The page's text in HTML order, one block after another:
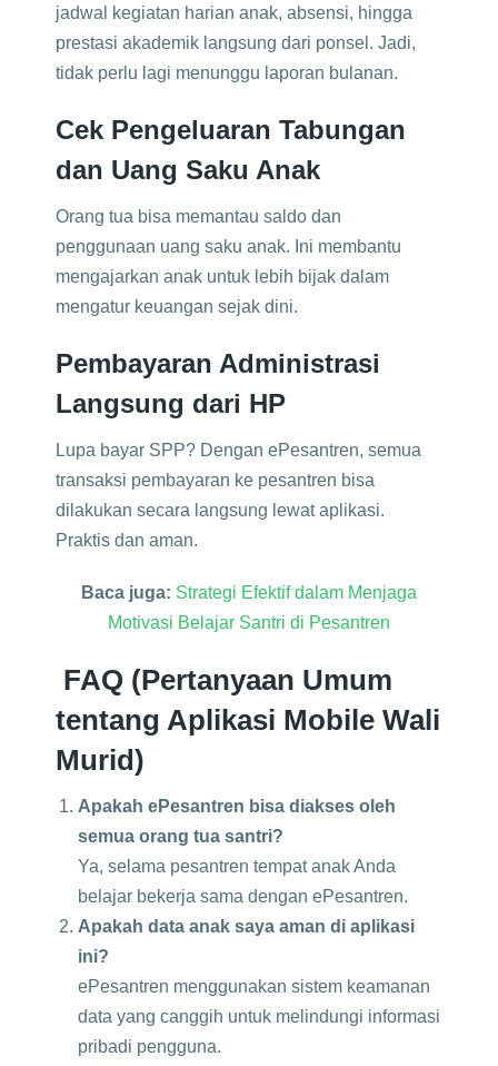
jadwal kegiatan harian anak, absensi, hingga
prestasi akademik langsung dari ponsel. Jadi,
tidak perlu lagi menunggu laporan bulanan.
Cek Pengeluaran Tabungan
dan Uang Saku Anak
Orang tua bisa memantau saldo dan
penggunaan uang saku anak. Ini membantu
mengajarkan anak untuk lebih bijak dalam
mengatur keuangan sejak dini.
Pembayaran Administrasi
Langsung dari HP
Lupa bayar SPP? Dengan ePesantren, semua
transaksi pembayaran ke pesantren bisa
dilakukan secara langsung lewat aplikasi.
Praktis dan aman.
Baca juga: Strategi Efektif dalam Menjaga
Motivasi Belajar Santri di Pesantren
FAQ (Pertanyaan Umum
tentang Aplikasi Mobile Wali
Murid)
Apakah ePesantren bisa diakses oleh
semua orang tua santri?
Ya, selama pesantren tempat anak Anda
belajar bekerja sama dengan ePesantren.
Apakah data anak saya aman di aplikasi
ini?
ePesantren menggunakan sistem keamanan
data yang canggih untuk melindungi informasi
pribadi pengguna.